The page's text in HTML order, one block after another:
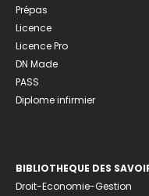
Prépas
Licence
Licence Pro
DN Made
PASS
Diplome infirmier
BIBLIOTHEQUE DES
Droit-Economie-Gestion